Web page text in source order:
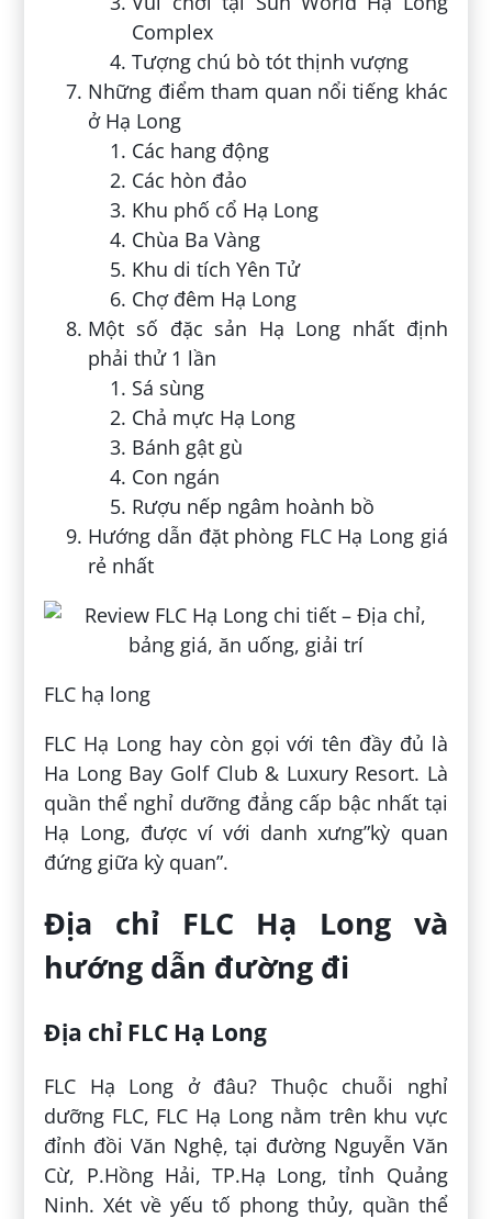
Complex
Tượng chú bò tót thịnh vượng
Những điểm tham quan nổi tiếng khác
ở Hạ Long
Các hang động
Các hòn đảo
Khu phố cổ Hạ Long
Chùa Ba Vàng
Khu di tích Yên Tử
Chợ đêm Hạ Long
Một số đặc sản Hạ Long nhất định
phải thử 1 lần
Sá sùng
Chả mực Hạ Long
Bánh gật gù
Con ngán
Rượu nếp ngâm hoành bồ
Hướng dẫn đặt phòng FLC Hạ Long giá
rẻ nhất
FLC hạ long
FLC Hạ Long hay còn gọi với tên đầy đủ là
Ha Long Bay Golf Club & Luxury Resort. Là
quần thể nghỉ dưỡng đẳng cấp bậc nhất tại
Hạ Long, được ví với danh xưng”kỳ quan
đứng giữa kỳ quan”.
Địa chỉ FLC Hạ Long và
hướng dẫn đường đi
Địa chỉ FLC Hạ Long
FLC Hạ Long ở đâu? Thuộc chuỗi nghỉ
dưỡng FLC, FLC Hạ Long nằm trên khu vực
đỉnh đồi Văn Nghệ, tại đường Nguyễn Văn
Cừ, P.Hồng Hải, TP.Hạ Long, tỉnh Quảng
Ninh. Xét về yếu tố phong thủy, quần thể